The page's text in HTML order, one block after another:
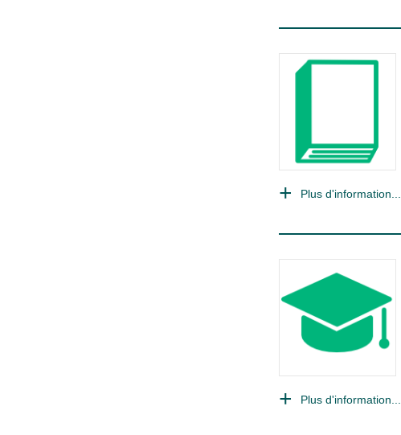
Plus d'information...
Plus d'information...